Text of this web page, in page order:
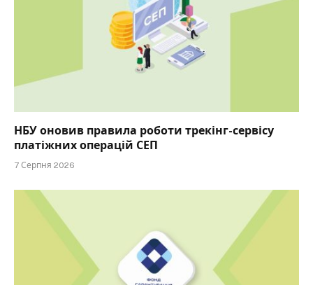
НБУ оновив правила роботи трекінг-сервісу
платіжних операцій СЕП
7 Серпня 2026